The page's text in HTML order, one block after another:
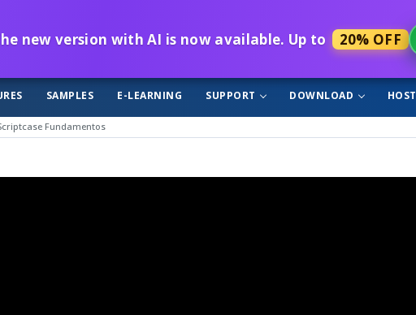
new version with AI is now available. Up to 20% OFF
SAMPLES E-LEARNING SUPPORT DOWNLOAD HOST
Fundamentos